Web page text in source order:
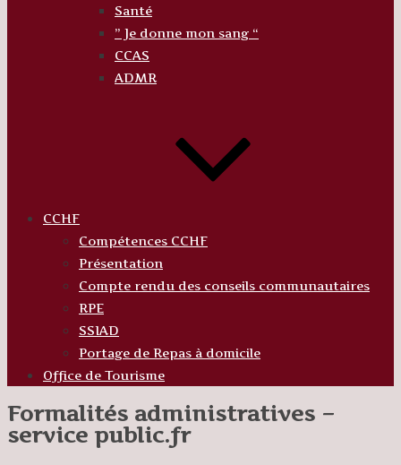
Santé
” Je donne mon sang “
CCAS
ADMR
CCHF
Compétences CCHF
Présentation
Compte rendu des conseils communautaires
RPE
SSIAD
Portage de Repas à domicile
Office de Tourisme
Formalités administratives –
service public.fr